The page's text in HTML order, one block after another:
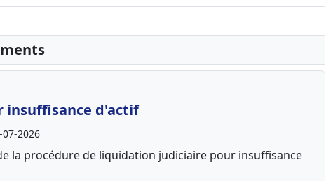
insuffisance d'actif
07-2026
la procédure de liquidation judiciaire pour insuffisance